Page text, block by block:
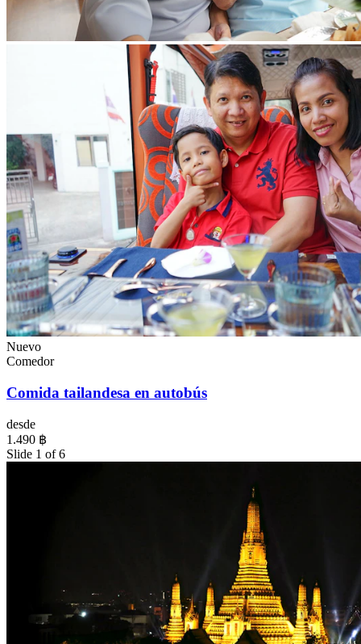
Nuevo
Comedor
Comida tailandesa en autobús
desde
1.490 ฿
Slide 1 of 6